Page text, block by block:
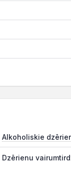
Alkoholiskie
Dzērienu